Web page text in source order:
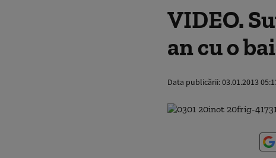
VIDEO.
an cu o
Data publicării:03.01.2013